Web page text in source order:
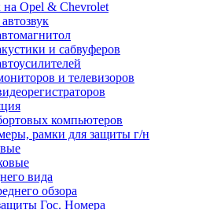
на Opel & Chevrolet
и сабвуферов
и телевизоров
компьютеров
рамки для защиты г/н
вида
обзора
Гос. Номера